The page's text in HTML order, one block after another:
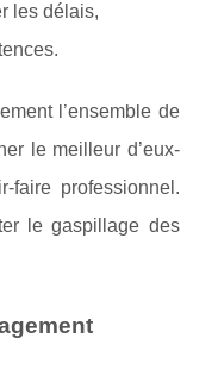
les délais,
l’ensemble de
le meilleur d’eux-
faire professionnel.
le gaspillage des